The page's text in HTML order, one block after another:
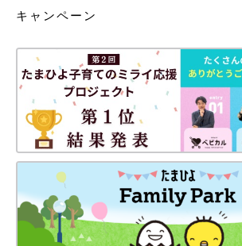
よっぽど怒られたのかヨメさんが「あんな言
のに！」と憤っていたので、次回ヨメさんが
その模様は近いうちにまたこちらのマンガ
ん。
おしゃぶりを使うと歯
小児歯科医に聞きまし
「おしゃぶりを使うと歯並
ううわさを聞いたことが
ゃぶりに詳しい小児歯科医
に、本当のところを伺いま
【しゅう くりぃむ】
キャンペーン